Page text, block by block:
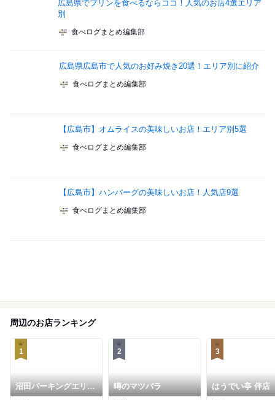
広島県でプリンを食べるならココ！人気のお店4選エリア
別
食べログまとめ編集部
広島県広島市で人気のお好み焼き20選！エリア別に紹介
食べログまとめ編集部
【広島市】オムライスの美味しいお店！エリア別5選
食べログまとめ編集部
【広島市】ハンバーグの美味しいお店！人気店9選
食べログまとめ編集部
周辺のお店ランキング
1
沼田パーキングエリア
(上り線)スナックコー
2
噂のマツバラ
3
はうでい亭 伴店